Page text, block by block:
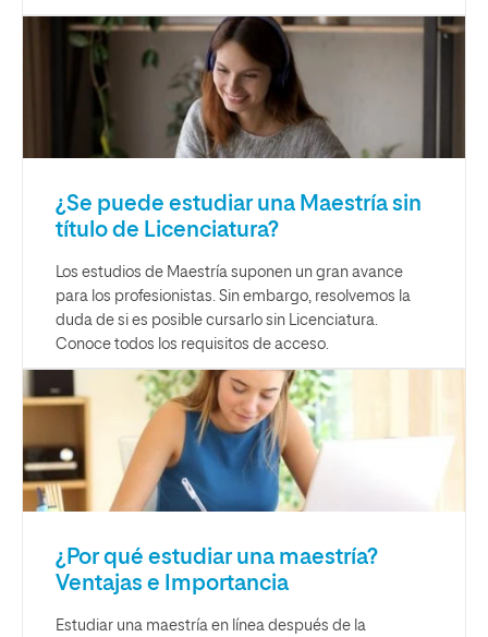
¿Se puede estudiar una Maestría sin
título de Licenciatura?
Los estudios de Maestría suponen un gran avance
para los profesionistas. Sin embargo, resolvemos la
duda de si es posible cursarlo sin Licenciatura.
Conoce todos los requisitos de acceso.
¿Por qué estudiar una maestría?
Ventajas e Importancia
Estudiar una maestría en línea después de la